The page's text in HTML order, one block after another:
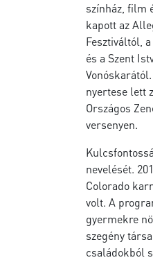
színház, film
kapott az
Fesztiváltól,
és a Szent
nyertese lett
Országos
versenyen.
nevelését.
Colorado
volt. A
gyermekre
szegény
családokból